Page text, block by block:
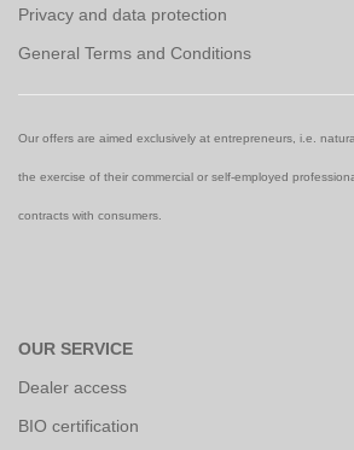
Privacy and data protection
General Terms and Conditions
Our offers are aimed exclusively at entrepreneurs, i.e.
the exercise of their commercial or self-employed
contracts with consumers.
OUR SERVICE
Dealer access
BIO certification